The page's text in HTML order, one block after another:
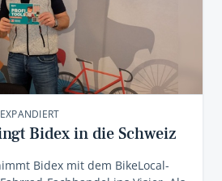
Bidex in die Schweiz
Bidex mit dem BikeLocal-